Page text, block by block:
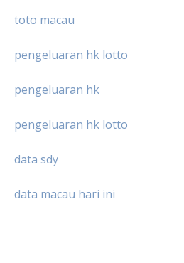
toto macau
pengeluaran hk lotto
pengeluaran hk
pengeluaran hk lotto
data sdy
data macau hari ini